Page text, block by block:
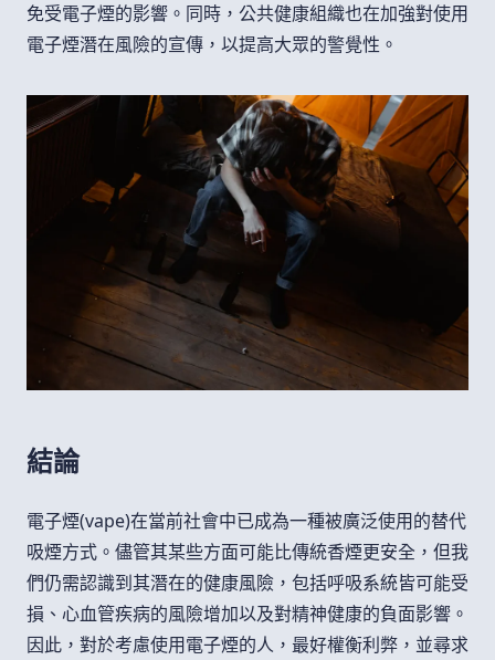
免受電子煙的影響。同時，公共健康組織也在加強對使用
電子煙潛在風險的宣傳，以提高大眾的警覺性。
結論
電子煙(vape)在當前社會中已成為一種被廣泛使用的替代
吸煙方式。儘管其某些方面可能比傳統香煙更安全，但我
們仍需認識到其潛在的健康風險，包括呼吸系統皆可能受
損、心血管疾病的風險增加以及對精神健康的負面影響。
因此，對於考慮使用電子煙的人，最好權衡利弊，並尋求